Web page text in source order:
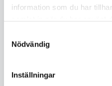
information som du har
Nödvändig
Inställningar